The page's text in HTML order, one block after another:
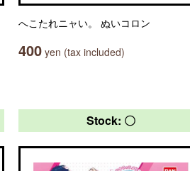
へこたれニャい。 ぬいコロン
400 yen (tax included)
Stock: 〇